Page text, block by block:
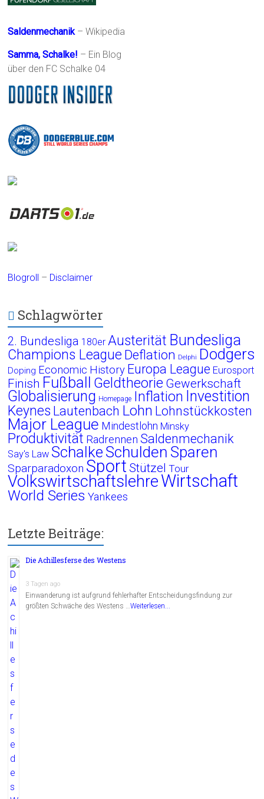
Saldenmechanik– Wikipedia
Samma, Schalke! – Ein Blog
über den FC Schalke 04
Blogroll – Disclaimer
Schlagwörter
2. Bundesliga 180er Austerität Bundesliga
Champions League Deflation Delphi Dodgers
Doping Economic History Europa League Eurosport
Finish Fußball Geldtheorie Gewerkschaft
Globalisierung Homepage Inflation Investition
Keynes Lautenbach Lohn Lohnstückkosten
Major League Mindestlohn Minsky
Produktivität Radrennen Saldenmechanik
Say's Law Schalke Schulden Sparen
Sparparadoxon Sport Stützel Tour
VolkswirtschaftslehreWirtschaft
World Series Yankees
Letzte Beiträge:
Die Achillesferse des Westens
3 Tagen ago
Einwanderung ist aufgrund fehlerhafter Entscheidungsfindung zur
größten Schwäche des Westens …Weiterlesen...